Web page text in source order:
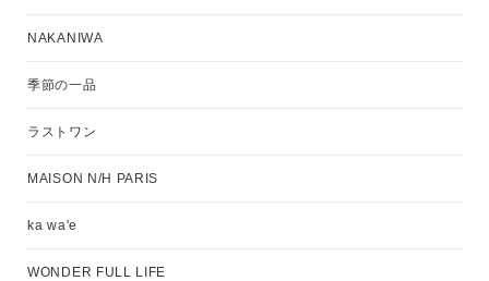
NAKANIWA
季節の一品
ラストワン
MAISON N/H PARIS
ka wa'e
WONDER FULL LIFE